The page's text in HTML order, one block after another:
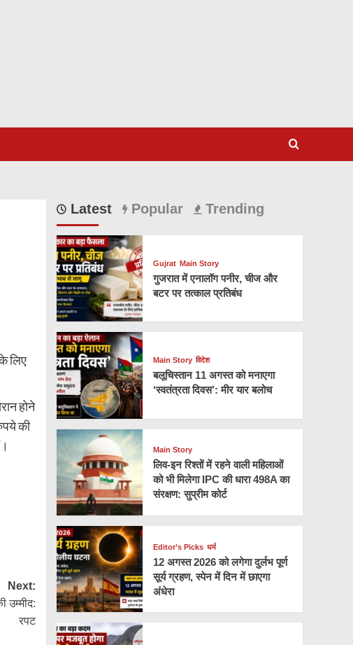
लिए
होने
की
Next:
उम्मीद:
रपट
Latest Popular Trending
Gujrat Main Story
गुजरात में एनालॉग पनीर, चीज और
बटर पर तत्काल प्रतिबंध
Main Story विदेश
बलूचिस्तान 11 अगस्त को मनाएगा
‘स्वतंत्रता दिवस’: मीर यार बलोच
Main Story
लिव-इन रिश्तों में रहने वाली महिलाओं
को भी मिलेगा IPC की धारा 498A का
संरक्षण: सुप्रीम कोर्ट
Editor’s Picks धर्म
12 अगस्त 2026 को लगेगा दुर्लभ पूर्ण
सूर्य ग्रहण, स्पेन में दिन में छाएगा
अंधेरा